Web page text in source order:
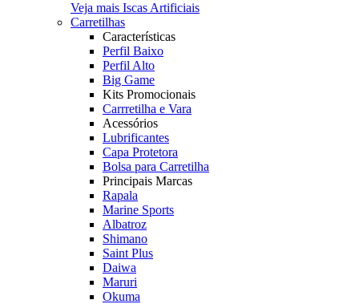
Veja mais Iscas Artificiais
Carretilhas
Características
Perfil Baixo
Perfil Alto
Big Game
Kits Promocionais
Carrretilha e Vara
Acessórios
Lubrificantes
Capa Protetora
Bolsa para Carretilha
Principais Marcas
Rapala
Marine Sports
Albatroz
Shimano
Saint Plus
Daiwa
Maruri
Okuma